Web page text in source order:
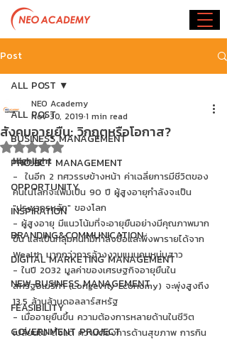
Post
ALL POST
BUSINESS MANAGEMENT
PROJECT MANAGEMENT
OPPORTUNITY
INSPIRATION
BRANDING&COMMUNICATION
DIGITAL MARKETING MANAGEMENT
NEW BUSINESS MANAGEMENT
FEASIBILITY
GOVERNMENT PROJECT
ALL POST
สังคมอายุยืน: วิกฤตหรือโอกาส?
NEO Academy
Nov 30, 2019 1 min read
Rated NaN out of 5 stars.
Highlight
-  ในอีก 2 ทศวรรษข้างหน้า ค่าเฉลี่ยการมีชีวิตของ
คนในโลกจะเพิ่มเป็น 90 ปี ผู้สูงอายุกำลังจะเป็น
"ประชากรหลัก" ของโลก
- ผู้สูงอายุ มีแนวโน้มที่จะอายุยืนอย่างมีคุณภาพมาก
ขึ้น และเป็นกลุ่มคนที่มีกำลังซื้อและพึ่งพารายได้จาก
Wealth มากกว่าการจ้างงานแบบคนหนุ่มสาว
- ในปี 2032 มูลค่าของเศรษฐกิจอายุยืนใน
สหรัฐอเมริกา (Longevity Economy) จะพุ่งสูงถึง
13.5 ล้านล้านดอลลาร์สหรัฐ
- เมื่ออายุยืนขึ้น ความต้องการหลายด้านในชีวิต
เปลี่ยนไป ตั้งแต่ ความต้องการด้านสุขภาพ การกิน